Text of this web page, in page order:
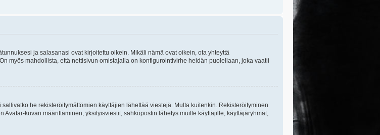
ja salasanasi ovat kirjoitettu oikein. Mikäli nämä ovat oikein, ota yhteyttä
myös mahdollista, että nettisivun omistajalla on konfigurointivirhe heidän puolellaan, joka vaatii
he rekisteröitymättömien käyttäjien lähettää viestejä. Mutta kuitenkin. Rekisteröityminen
kuvan määrittäminen, yksityisviestit, sähköpostin lähetys muille käyttäjille, käyttäjäryhmät,